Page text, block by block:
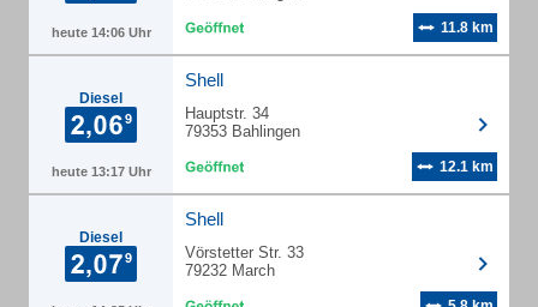
heute 14:06 Uhr 11.8 km
Diesel
heute 13:17 Uhr
Shell
Hauptstr. 34
79353 Bahlingen
12.1 km
Diesel
Shell
Vörstetter Str. 33
79232 March